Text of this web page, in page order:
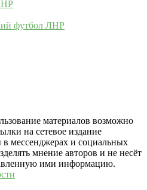
футбол ЛНР
материалов возможно
на сетевое издание
в мессенджерах и социальных
мнение авторов и не несёт
ими информацию.